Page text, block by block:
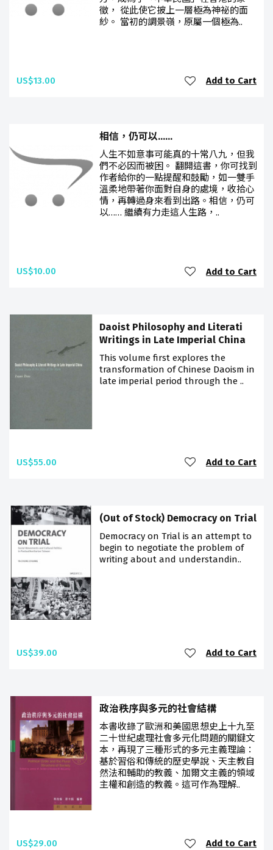
徵， 從此使它披上一層極為神祕的面
紗。 當初的調景嶺，原屬一個極為..
US$13.00 Add to Cart
相信，仍可以......
人生不如意事可能真的十常八九，但我
們不必因而被困。 翻開這書，你可找到
作者給你的一點提醒和鼓勵，如一雙手
溫柔地帶著你面對自身的處境，收拾心
情，再轉過身來看到出路。相信，仍可
以…… 繼續有力走這人生路，..
US$10.00 Add to Cart
Daoist Philosophy and Literati
Writings in Late Imperial China
This volume first explores the
transformation of Chinese Daoism in
late imperial period through the ..
US$55.00 Add to Cart
(Out of Stock) Democracy on Trial
Democracy on Trial is an attempt to
begin to negotiate the problem of
writing about and understandin..
US$39.00 Add to Cart
政治秩序與多元的社會結構
本書收錄了歐洲和美國思想史上十九至
二十世紀處理社會多元化問題的關鍵文
本，再現了三種形式的多元主義理論：
基於習俗和傳統的歷史學說、天主教自
然法和輔助的教義、加爾文主義的領域
主權和創造的教義。這可作為理解..
US$29.00 Add to Cart